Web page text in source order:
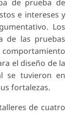
de prueba de
e intereses y
Los
de las pruebas
el diseño de la
se tuvieron en
fortalezas.
de cuatro